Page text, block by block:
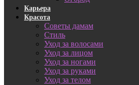
Карьера
Красота
Советы дамам
Стиль
Уход за волосами
Уход за лицом
Уход за ногами
Уход за руками
Уход за телом